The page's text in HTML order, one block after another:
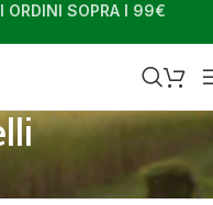
ORDINI SOPRA I 99€
Visualizzazione del risultato